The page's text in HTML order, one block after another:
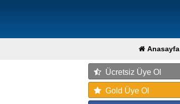
Anasayfa
Ücretsiz Üye Ol
Gold Üye Ol